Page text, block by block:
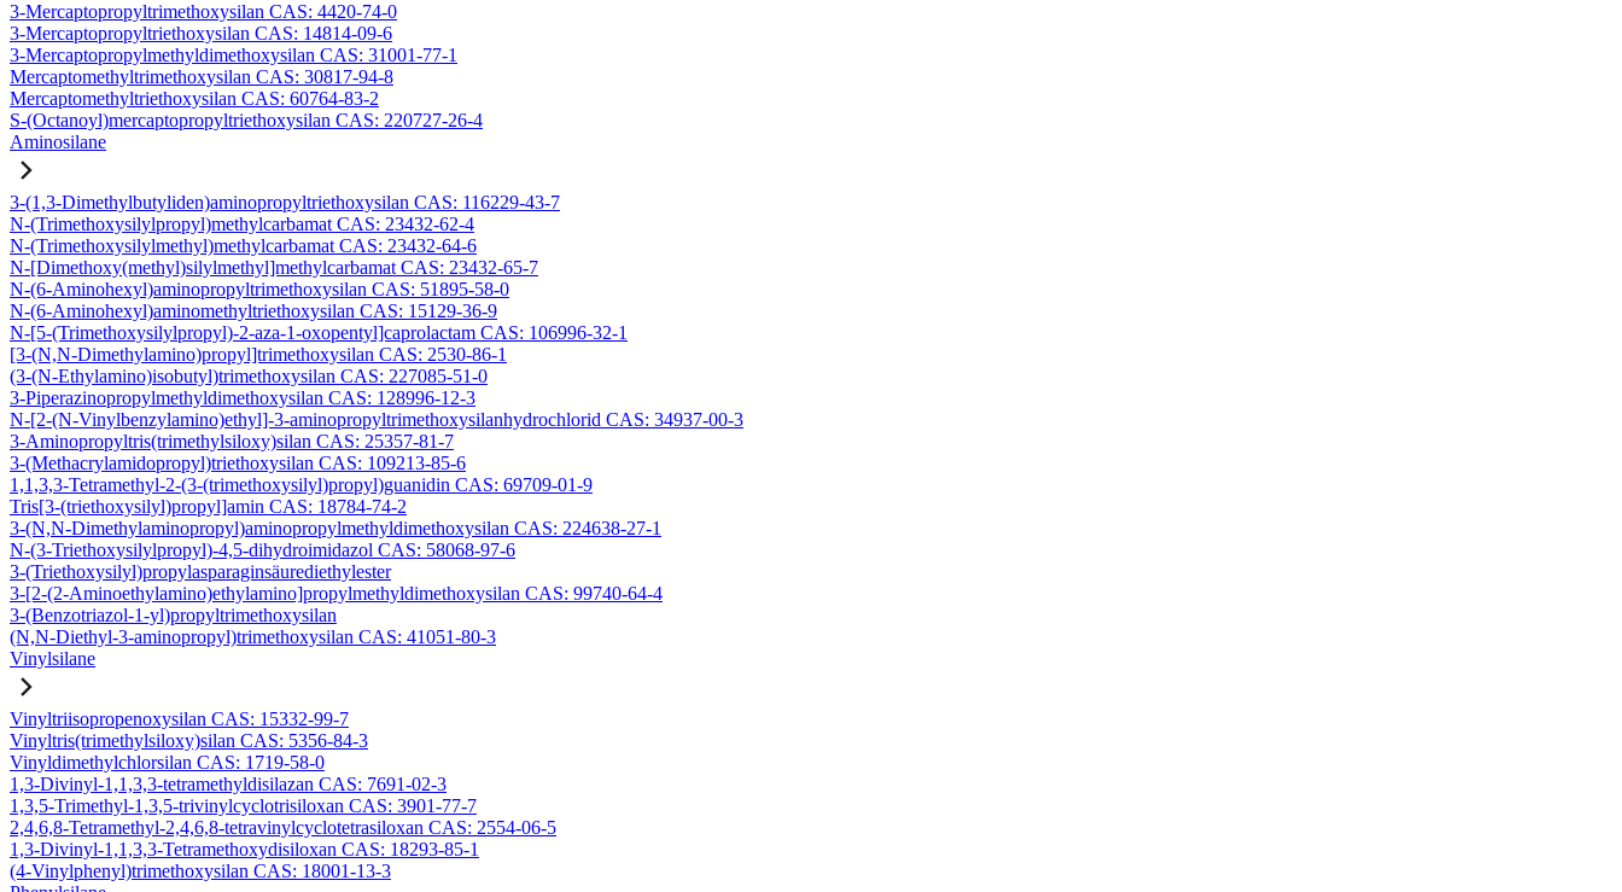
3-Mercaptopropyltrimethoxysilan CAS: 4420-74-0
3-Mercaptopropyltriethoxysilan CAS: 14814-09-6
3-Mercaptopropylmethyldimethoxysilan CAS: 31001-77-1
Mercaptomethyltrimethoxysilan CAS: 30817-94-8
Mercaptomethyltriethoxysilan CAS: 60764-83-2
S-(Octanoyl)mercaptopropyltriethoxysilan CAS: 220727-26-4
Aminosilane
3-(1,3-Dimethylbutyliden)aminopropyltriethoxysilan CAS: 116229-43-7
N-(Trimethoxysilylpropyl)methylcarbamat CAS: 23432-62-4
N-(Trimethoxysilylmethyl)methylcarbamat CAS: 23432-64-6
N-[Dimethoxy(methyl)silylmethyl]methylcarbamat CAS: 23432-65-7
N-(6-Aminohexyl)aminopropyltrimethoxysilan CAS: 51895-58-0
N-(6-Aminohexyl)aminomethyltriethoxysilan CAS: 15129-36-9
N-[5-(Trimethoxysilylpropyl)-2-aza-1-oxopentyl]caprolactam CAS: 106996-32-1
[3-(N,N-Dimethylamino)propyl]trimethoxysilan CAS: 2530-86-1
(3-(N-Ethylamino)isobutyl)trimethoxysilan CAS: 227085-51-0
3-Piperazinopropylmethyldimethoxysilan CAS: 128996-12-3
N-[2-(N-Vinylbenzylamino)ethyl]-3-aminopropyltrimethoxysilanhydrochlorid CAS: 34937-00-3
3-Aminopropyltris(trimethylsiloxy)silan CAS: 25357-81-7
3-(Methacrylamidopropyl)triethoxysilan CAS: 109213-85-6
1,1,3,3-Tetramethyl-2-(3-(trimethoxysilyl)propyl)guanidin CAS: 69709-01-9
Tris[3-(triethoxysilyl)propyl]amin CAS: 18784-74-2
3-(N,N-Dimethylaminopropyl)aminopropylmethyldimethoxysilan CAS: 224638-27-1
N-(3-Triethoxysilylpropyl)-4,5-dihydroimidazol CAS: 58068-97-6
3-(Triethoxysilyl)propylasparaginsäurediethylester
3-[2-(2-Aminoethylamino)ethylamino]propylmethyldimethoxysilan CAS: 99740-64-4
3-(Benzotriazol-1-yl)propyltrimethoxysilan
(N,N-Diethyl-3-aminopropyl)trimethoxysilan CAS: 41051-80-3
Vinylsilane
Vinyltriisopropenoxysilan CAS: 15332-99-7
Vinyltris(trimethylsiloxy)silan CAS: 5356-84-3
Vinyldimethylchlorsilan CAS: 1719-58-0
1,3-Divinyl-1,1,3,3-tetramethyldisilazan CAS: 7691-02-3
1,3,5-Trimethyl-1,3,5-trivinylcyclotrisiloxan CAS: 3901-77-7
2,4,6,8-Tetramethyl-2,4,6,8-tetravinylcyclotetrasiloxan CAS: 2554-06-5
1,3-Divinyl-1,1,3,3-Tetramethoxydisiloxan CAS: 18293-85-1
(4-Vinylphenyl)trimethoxysilan CAS: 18001-13-3